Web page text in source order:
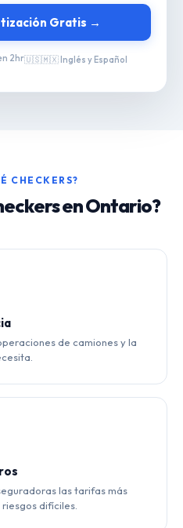
Gratis →
2hr🇺🇸🇲🇽 Inglés y Español
CHECKERS?
en Ontario?
de camiones y la
las tarifas más
difíciles.